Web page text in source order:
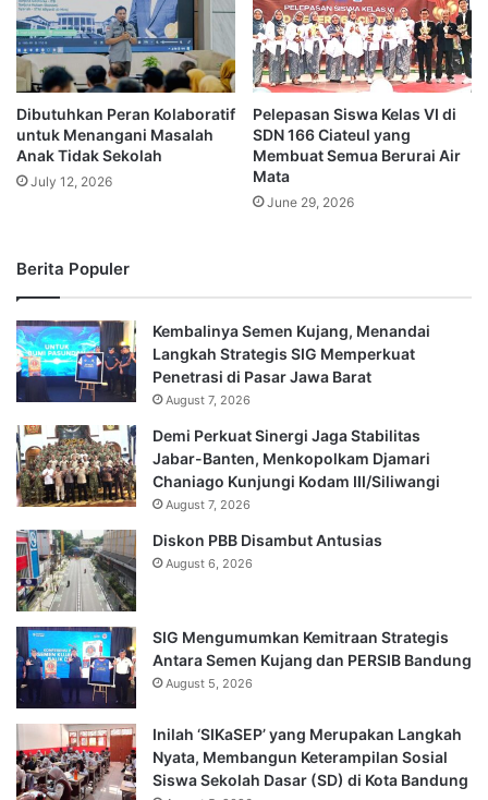
Dibutuhkan Peran Kolaboratif
untuk Menangani Masalah
Anak Tidak Sekolah
July 12, 2026
Pelepasan Siswa Kelas VI di
SDN 166 Ciateul yang
Membuat Semua Berurai Air
Mata
June 29, 2026
Berita Populer
Kembalinya Semen Kujang, Menandai
Langkah Strategis SIG Memperkuat
Penetrasi di Pasar Jawa Barat
August 7, 2026
Demi Perkuat Sinergi Jaga Stabilitas
Jabar-Banten, Menkopolkam Djamari
Chaniago Kunjungi Kodam III/Siliwangi
August 7, 2026
Diskon PBB Disambut Antusias
August 6, 2026
SIG Mengumumkan Kemitraan Strategis
Antara Semen Kujang dan PERSIB Bandung
August 5, 2026
Inilah ‘SIKaSEP’ yang Merupakan Langkah
Nyata, Membangun Keterampilan Sosial
Siswa Sekolah Dasar (SD) di Kota Bandung